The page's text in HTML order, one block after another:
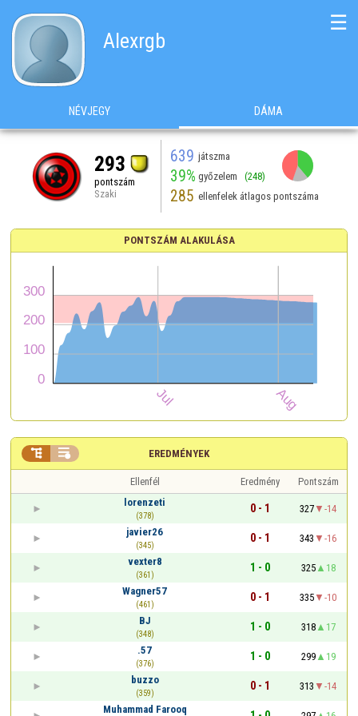
Alexrgb
☰
NÉVJEGY DÁMA
293
pontszám
Szaki
639 játszma
39% győzelem (248)
285 ellenfelek átlagos pontszáma
PONTSZÁM ALAKULÁSA
EREDMÉNYEK
 
Ellenfél Eredmény
Pontszám
lorenzeti
(378)
0 - 1 327
-14
javier26
(345)
0 - 1 343
-16
vexter8
(361)
1 - 0 325
18
Wagner57
(461)
0 - 1 335
-10
BJ
(348)
1 - 0 318
17
.57
(376)
1 - 0 299
19
buzzo
(359)
0 - 1 313
-14
Muhammad Farooq